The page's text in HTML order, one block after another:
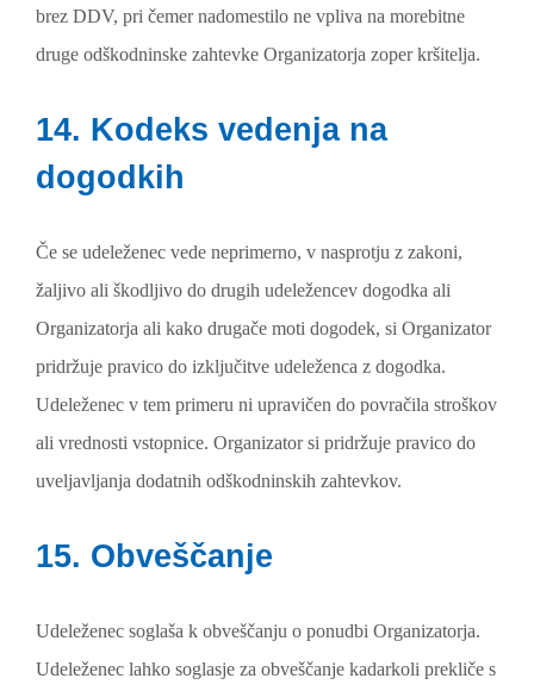
brez DDV, pri čemer nadomestilo ne vpliva na morebitne
druge odškodninske zahtevke Organizatorja zoper kršitelja.
14. Kodeks vedenja na
dogodkih
Če se udeleženec vede neprimerno, v nasprotju z zakoni,
žaljivo ali škodljivo do drugih udeležencev dogodka ali
Organizatorja ali kako drugače moti dogodek, si Organizator
pridržuje pravico do izključitve udeleženca z dogodka.
Udeleženec v tem primeru ni upravičen do povračila stroškov
ali vrednosti vstopnice. Organizator si pridržuje pravico do
uveljavljanja dodatnih odškodninskih zahtevkov.
15. Obveščanje
Udeleženec soglaša k obveščanju o ponudbi Organizatorja.
Udeleženec lahko soglasje za obveščanje kadarkoli prekliče s